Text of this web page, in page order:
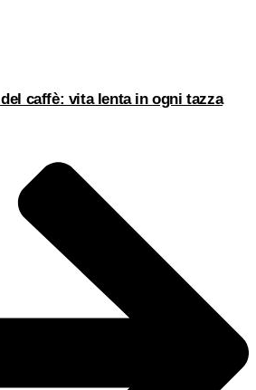
caffè: vita lenta in ogni tazza